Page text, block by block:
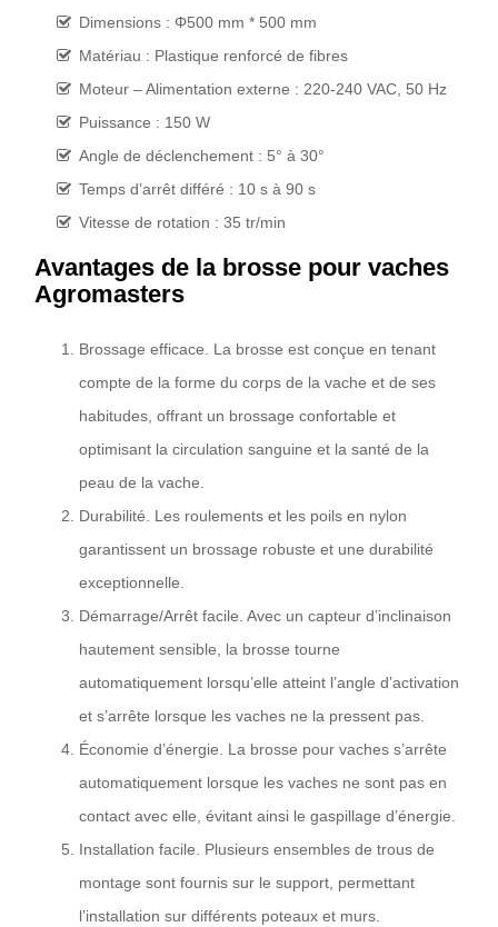
Dimensions : Φ500 mm * 500 mm
Matériau : Plastique renforcé de fibres
Moteur – Alimentation externe : 220-240 VAC, 50 Hz
Puissance : 150 W
Angle de déclenchement : 5° à 30°
Temps d’arrêt différé : 10 s à 90 s
Vitesse de rotation : 35 tr/min
Avantages de la brosse pour vaches
Agromasters
Brossage efficace. La brosse est conçue en tenant
compte de la forme du corps de la vache et de ses
habitudes, offrant un brossage confortable et
optimisant la circulation sanguine et la santé de la
peau de la vache.
Durabilité. Les roulements et les poils en nylon
garantissent un brossage robuste et une durabilité
exceptionnelle.
Démarrage/Arrêt facile. Avec un capteur d’inclinaison
hautement sensible, la brosse tourne
automatiquement lorsqu’elle atteint l’angle d’activation
et s’arrête lorsque les vaches ne la pressent pas.
Économie d’énergie. La brosse pour vaches s’arrête
automatiquement lorsque les vaches ne sont pas en
contact avec elle, évitant ainsi le gaspillage d’énergie.
Installation facile. Plusieurs ensembles de trous de
montage sont fournis sur le support, permettant
l’installation sur différents poteaux et murs.